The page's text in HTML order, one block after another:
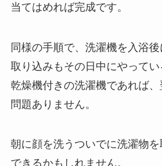
当てはめれば完成です。
同様の手順で、洗濯機を入浴
取り込みもその日中にやってい
乾燥機付きの洗濯機であれば
問題ありません。
朝に顔を洗うついでに洗濯物
できるかもしれません。